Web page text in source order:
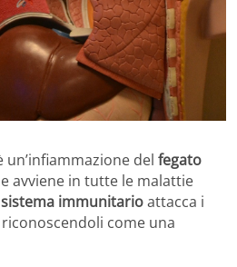
un’infiammazione del fegato
avviene in tutte le malattie
sistema immunitarioattacca i
come una